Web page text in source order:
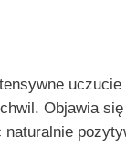
Objawia
naturalnie